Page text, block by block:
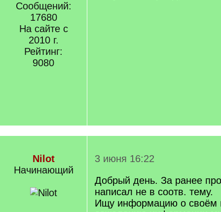
Сообщений:
17680
На сайте с
2010 г.
Рейтинг:
9080
Nilot
Начинающий
3 июня 16:22
Добрый день. За ранее
написал не в соотв. тему.
Ищу информацию о своём